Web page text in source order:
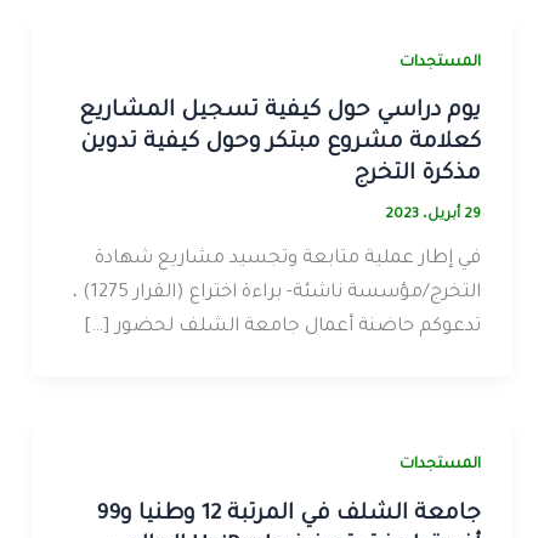
المستجدات
يوم دراسي حول كيفية تسجيل المشاريع
كعلامة مشروع مبتكر وحول كيفية تدوين
مذكرة التخرج
29 أبريل، 2023
في إطار عملية متابعة وتجسيد مشاريع شهادة
التخرج/مؤسسة ناشئة- براءة اختراع (القرار 1275) ،
تدعوكم حاضنة أعمال جامعة الشلف لحضور […]
المستجدات
جامعة الشلف في المرتبة 12 وطنيا و99